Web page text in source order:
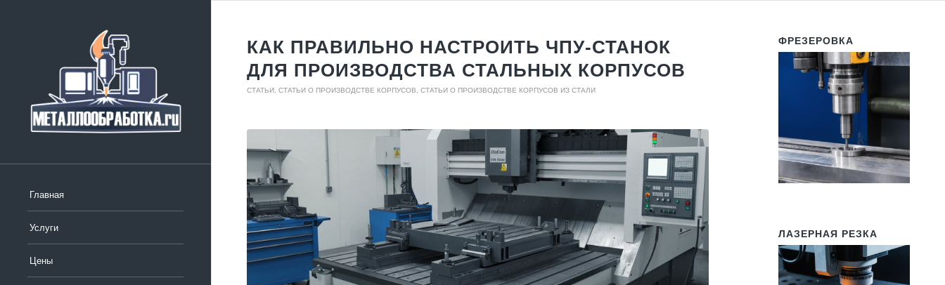
Главная
Услуги
Цены
КАК ПРАВИЛЬНО НАСТРОИТЬ ЧПУ-СТАНОК
ДЛЯ ПРОИЗВОДСТВА СТАЛЬНЫХ КОРПУСОВ
СТАТЬИ СТАТЬИ О ПРОИЗВОДСТВЕ КОРПУСОВ СТАТЬИ О ПРОИЗВОДСТВЕ КОРПУСОВ ИЗ СТАЛИ
ФРЕЗЕРОВКА
ЛАЗЕРНАЯ РЕЗКА